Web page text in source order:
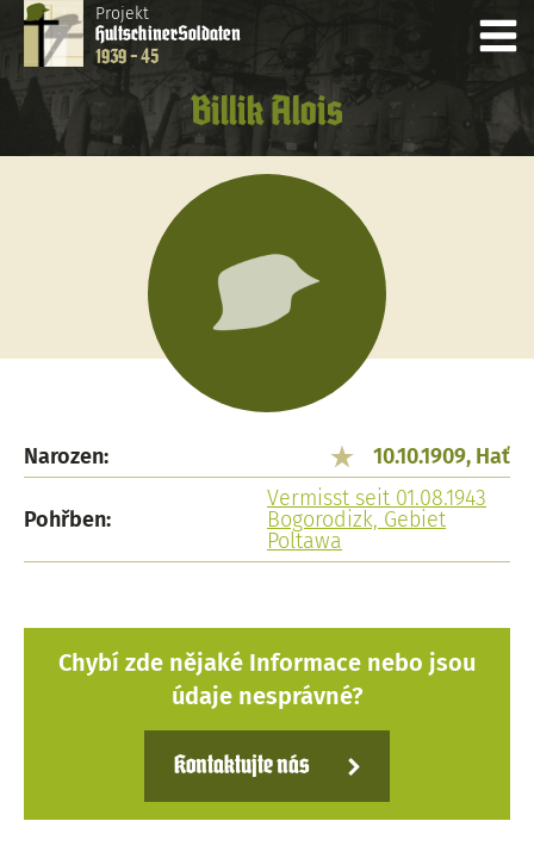
Projekt
HultschinerSoldaten
1939 - 45
Billik Alois
Narozen: 10.10.1909, Hať
Pohřben:
Vermisst seit 01.08.1943
Bogorodizk, Gebiet
Poltawa
Chybí zde nějaké Informace nebo jsou
údaje nesprávné?
Kontaktujte nás